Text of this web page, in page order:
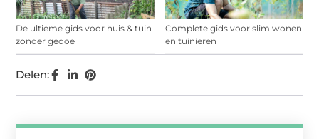
De ultieme gids voor huis & tuin
zonder gedoe
Complete gids voor slim wonen
en tuinieren
Delen: